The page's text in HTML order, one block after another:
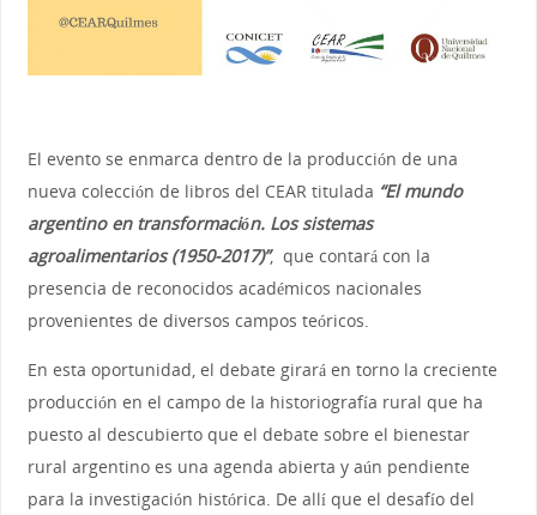
El evento se enmarca dentro de la producción de una
nueva colección de libros del CEAR titulada “El mundo
argentino en transformación. Los sistemas
agroalimentarios (1950-2017)”, que contará con la
presencia de reconocidos académicos nacionales
provenientes de diversos campos teóricos.
En esta oportunidad, el debate girará en torno la creciente
producción en el campo de la historiografía rural que ha
puesto al descubierto que el debate sobre el bienestar
rural argentino es una agenda abierta y aún pendiente
para la investigación histórica. De allí que el desafío del